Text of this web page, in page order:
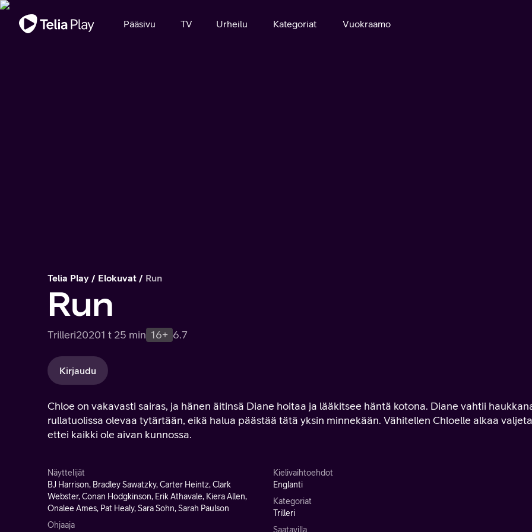
Tärkeä viesti
Pääsivu TV Urheilu Kategoriat Vuokraamo
Telia Play Elokuvat Run
Run
Trilleri20201 t 25 min 16+ 6.7
Kirjaudu
Chloe on vakavasti sairas, ja hänen äitinsä Diane hoitaa ja lääkitsee häntä kotona. Diane vahtii
rullatuolissa olevaa tytärtään, eikä halua päästää tätä yksin minnekään. Vähitellen Chloelle alkaa
ettei kaikki ole aivan kunnossa.
Näyttelijät
BJ Harrison, Bradley Sawatzky, Carter Heintz, Clark
Webster, Conan Hodgkinson, Erik Athavale, Kiera Allen,
Onalee Ames, Pat Healy, Sara Sohn, Sarah Paulson
Ohjaaja
Kielivaihtoehdot
Englanti
Kategoriat
Trilleri
Saatavilla